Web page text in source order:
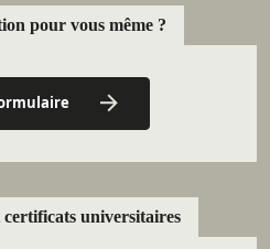
pour vous même ?
certificats universitaires